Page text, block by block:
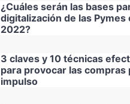
¿Cuáles serán las bases
digitalización de las Pymes
2022?
3 claves y 10 técnicas
para provocar las compras
impulso